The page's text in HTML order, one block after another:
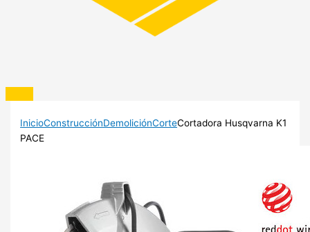
InicioConstrucciónDemoliciónCorteCortadora Husqvarna K1
PACE